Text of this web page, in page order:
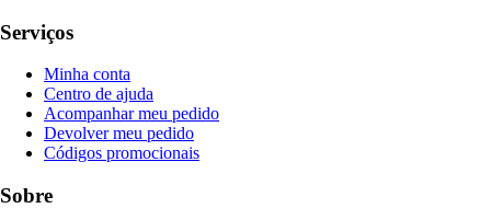
Serviços
Minha conta
Centro de ajuda
Acompanhar meu pedido
Devolver meu pedido
Códigos promocionais
Sobre